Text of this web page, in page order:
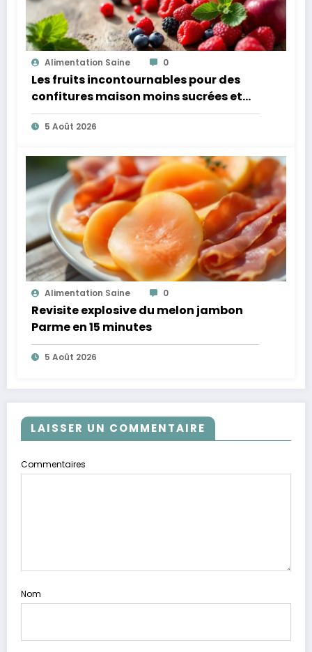
Alimentation Saine 0
Les fruits incontournables pour des
confitures maison moins sucrées et
plus légères
5 Août 2026
Alimentation Saine 0
Revisite explosive du melon jambon
Parme en 15 minutes
5 Août 2026
LAISSER UN COMMENTAIRE
Commentaires
Nom